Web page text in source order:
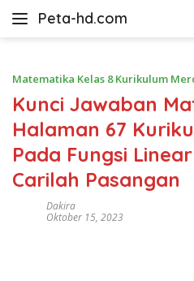
Peta-hd.com
Kumpulan
HD
Matematika Kelas 8 Kurikulum
Kunci Jawaban
Halaman 67
Pada Fungsi
Carilah Pasangan
Dakira
Oktober 15, 2023